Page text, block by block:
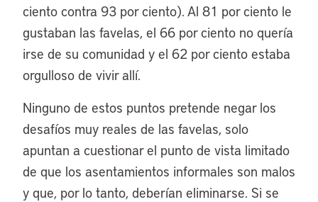
ciento contra 93 por ciento). Al 81 por ciento le
gustaban las favelas, el 66 por ciento no quería
irse de su comunidad y el 62 por ciento estaba
orgulloso de vivir allí.
Ninguno de estos puntos pretende negar los
desafíos muy reales de las favelas, solo
apuntan a cuestionar el punto de vista limitado
de que los asentamientos informales son malos
y que, por lo tanto, deberían eliminarse. Si se